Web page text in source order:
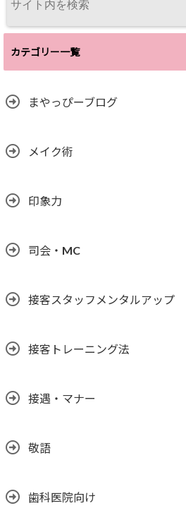
カテゴリー一覧
まやっぴーブログ
メイク術
印象力
司会・MC
接客スタッフメンタルアップ
接客トレーニング法
接遇・マナー
敬語
歯科医院向け